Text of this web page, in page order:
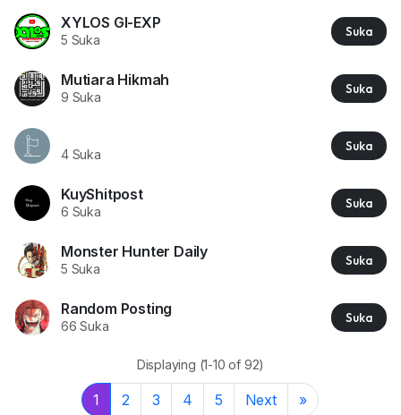
XYLOS GI-EXP
5 Suka
Suka
Mutiara Hikmah
9 Suka
Suka
4 Suka
Suka
KuyShitpost
6 Suka
Suka
Monster Hunter Daily
5 Suka
Suka
Random Posting
66 Suka
Suka
Displaying (1-10 of 92)
1 2 3 4 5 Next »